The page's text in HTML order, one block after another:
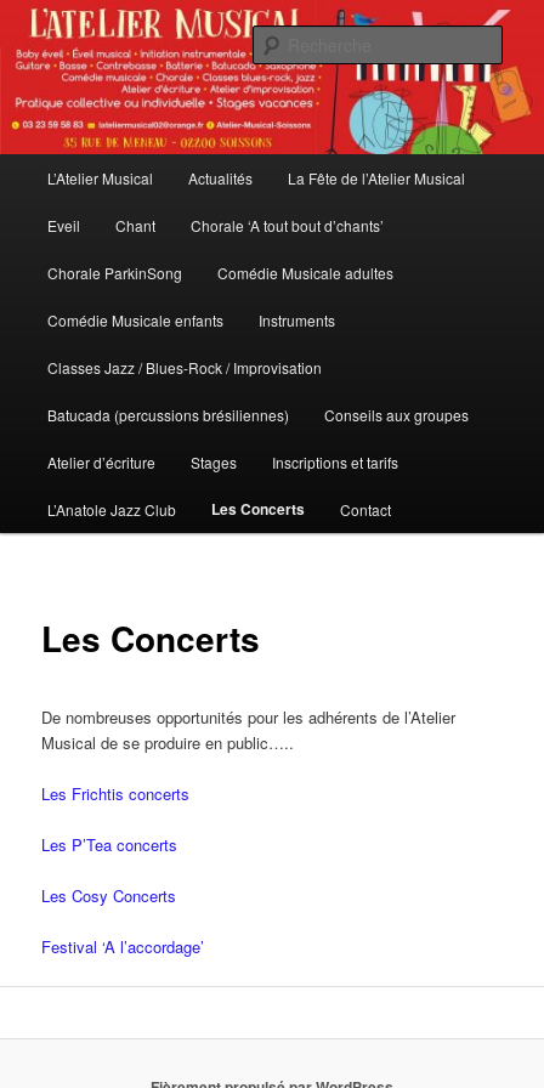
Aller
contenu
L'Atelier Musical
L’Atelier Musical Actualités La Fête de l’Atelier Musical
Eveil Chant Chorale ‘A tout bout d’chants’
Chorale ParkinSong Comédie Musicale adultes
Comédie Musicale enfants Instruments
Classes Jazz / Blues-Rock / Improvisation
Batucada (percussions brésiliennes) Conseils aux groupes
Atelier d’écriture Stages Inscriptions et tarifs
L’Anatole Jazz Club Les Concerts Contact
Les Concerts
De nombreuses opportunités pour les adhérents de l’Atelier
Musical de se produire en public…..
Les Frichtis concerts
Les P’Tea concerts
Les Cosy Concerts
Festival ‘A l’accordage’